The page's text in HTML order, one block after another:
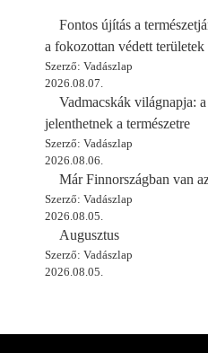
Fontos újítás a
a fokozottan védett területek
Szerző: Vadászlap
2026.08.07.
Vadmacskák világnapja:
jelenthetnek a természetre
Szerző: Vadászlap
2026.08.06.
Már Finnországban van
Szerző: Vadászlap
2026.08.05.
Augusztus
Szerző: Vadászlap
2026.08.05.